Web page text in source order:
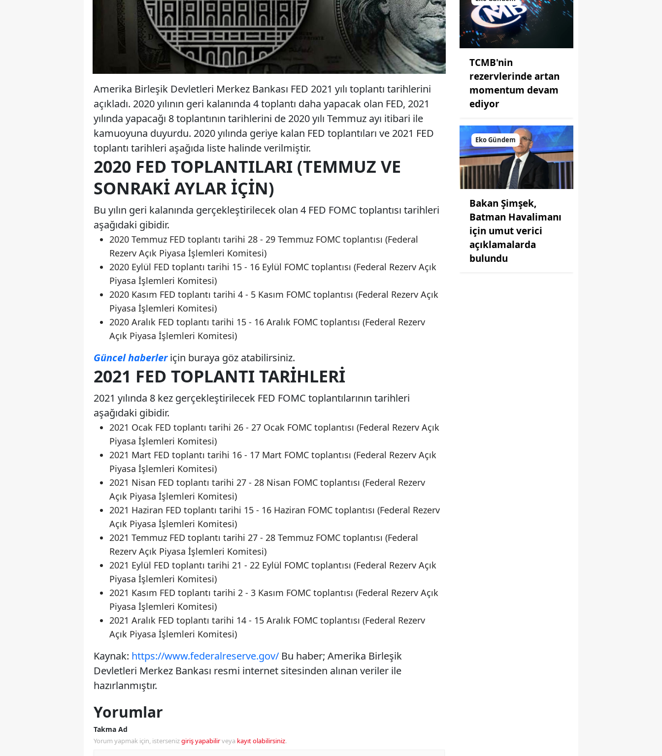
Amerika Birleşik Devletleri Merkez Bankası FED 2021 yılı toplantı tarihlerini
açıkladı. 2020 yılının geri kalanında 4 toplantı daha yapacak olan FED, 2021
yılında yapacağı 8 toplantının tarihlerini de 2020 yılı Temmuz ayı itibari ile
kamuoyuna duyurdu. 2020 yılında geriye kalan FED toplantıları ve 2021 FED
toplantı tarihleri aşağıda liste halinde verilmiştir.
2020 FED TOPLANTILARI (TEMMUZ VE
SONRAKI AYLAR İÇIN)
Bu yılın geri kalanında gerçekleştirilecek olan 4 FED FOMC toplantısı tarihleri
aşağıdaki gibidir.
2020 Temmuz FED toplantı tarihi 28 - 29 Temmuz FOMC toplantısı (Federal
Rezerv Açık Piyasa İşlemleri Komitesi)
2020 Eylül FED toplantı tarihi 15 - 16 Eylül FOMC toplantısı (Federal Rezerv Açık
Piyasa İşlemleri Komitesi)
2020 Kasım FED toplantı tarihi 4 - 5 Kasım FOMC toplantısı (Federal Rezerv Açık
Piyasa İşlemleri Komitesi)
2020 Aralık FED toplantı tarihi 15 - 16 Aralık FOMC toplantısı (Federal Rezerv
Açık Piyasa İşlemleri Komitesi)
Güncel haberler için buraya göz atabilirsiniz.
2021 FED TOPLANTI TARIHLERI
2021 yılında 8 kez gerçekleştirilecek FED FOMC toplantılarının tarihleri
aşağıdaki gibidir.
2021 Ocak FED toplantı tarihi 26 - 27 Ocak FOMC toplantısı (Federal Rezerv Açık
Piyasa İşlemleri Komitesi)
2021 Mart FED toplantı tarihi 16 - 17 Mart FOMC toplantısı (Federal Rezerv Açık
Piyasa İşlemleri Komitesi)
2021 Nisan FED toplantı tarihi 27 - 28 Nisan FOMC toplantısı (Federal Rezerv
Açık Piyasa İşlemleri Komitesi)
2021 Haziran FED toplantı tarihi 15 - 16 Haziran FOMC toplantısı (Federal Rezerv
Açık Piyasa İşlemleri Komitesi)
2021 Temmuz FED toplantı tarihi 27 - 28 Temmuz FOMC toplantısı (Federal
Rezerv Açık Piyasa İşlemleri Komitesi)
2021 Eylül FED toplantı tarihi 21 - 22 Eylül FOMC toplantısı (Federal Rezerv Açık
Piyasa İşlemleri Komitesi)
2021 Kasım FED toplantı tarihi 2 - 3 Kasım FOMC toplantısı (Federal Rezerv Açık
Piyasa İşlemleri Komitesi)
2021 Aralık FED toplantı tarihi 14 - 15 Aralık FOMC toplantısı (Federal Rezerv
Açık Piyasa İşlemleri Komitesi)
Kaynak: https://www.federalreserve.gov/ Bu haber; Amerika Birleşik
Devletleri Merkez Bankası resmi internet sitesinden alınan veriler ile
hazırlanmıştır.
Yorumlar
Takma Ad
Yorum yapmak için, istersenizgiriş yapabilirveya kayıt olabilirsiniz.
TCMB'nin
rezervlerinde artan
momentum devam
ediyor
Eko Gündem
Bakan Şimşek,
Batman Havalimanı
için umut verici
açıklamalarda
bulundu